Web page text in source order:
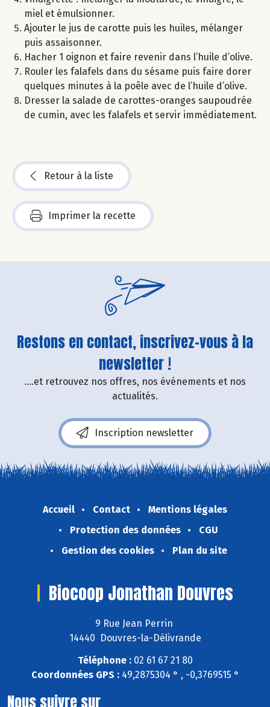
miel et émulsionner.
Ajouter le jus de carotte puis les huiles, mélanger
puis assaisonner.
Hacher 1 oignon et faire revenir dans l’huile d’olive.
Rouler les falafels dans du sésame puis faire dorer
quelques minutes à la poêle avec de l’huile d’olive.
Dresser la salade de carottes-oranges saupoudrée
de cumin, avec les falafels et servir immédiatement.
Retour à la liste
Imprimer la recette
Restons en contact, inscrivez-vous à la
newsletter !
....et retrouvez nos offres, nos événements et nos
actualités.
Inscription newsletter
Accueil Contact
Mentions légales
Protection des données
CGU
Gestion des cookies
Plan du site
Biocoop Jonathan Douvres
9 Rue Jean Perrin
14440 Douvres-la-Délivrande
Téléphone :02 61 67 21 80
Coordonnées GPS :49,2875304 ° , -0,3769515 °
Nous suivre sur